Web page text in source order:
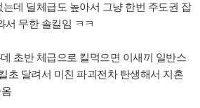
데 딜체급도 높아서 그냥 한번 주도권 잡
서 무한 솔킬임 ㅋㅋ
초반 체급으로 킬먹으면 이새끼 일반스
초 달려서 미친 파괴전차 탄생해서 지혼